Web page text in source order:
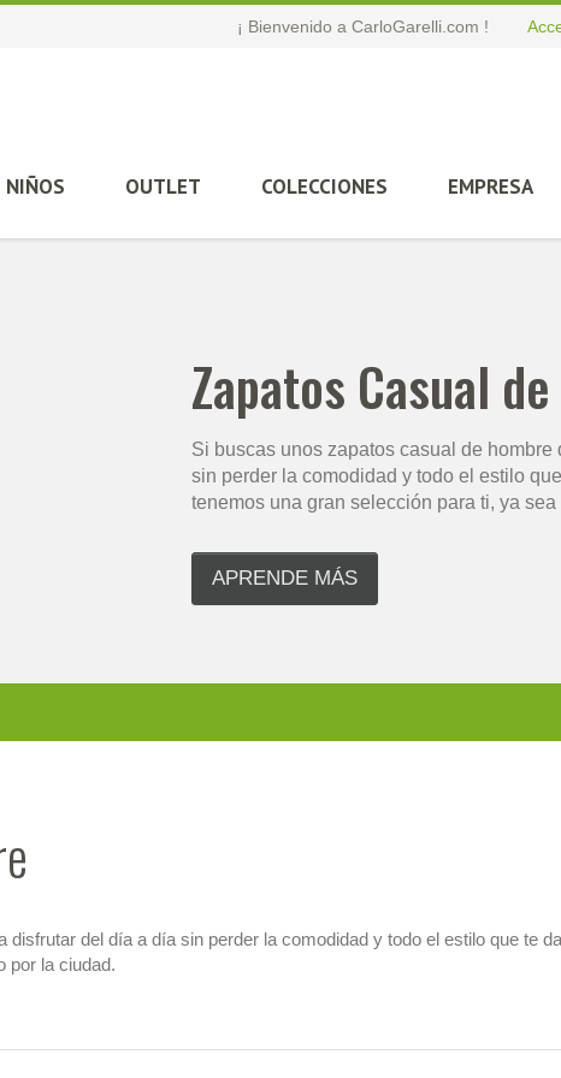
¡ Bienvenido a CarloGarelli.com !
NIÑOS OUTLET COLECCIONES EMPRESA
Zapatos Casual
Si buscas unos zapatos casual de
sin perder la comodidad y todo el estilo
tenemos una gran selección para ti, ya sea
APRENDE MÁS
del día a día sin perder la comodidad y todo el estilo que te
por la ciudad.